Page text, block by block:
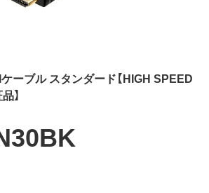
ーブル スタンダード【HIGH SPEED
】